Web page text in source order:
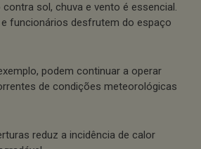
sol, chuva e vento é essencial.
funcionários desfrutem do espaço
podem continuar a operar
de condições meteorológicas
reduz a incidência de calor